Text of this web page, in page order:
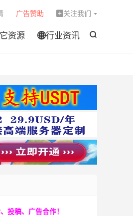

资源 行业资讯
广告赞助  关注我们
投稿、广告合作！